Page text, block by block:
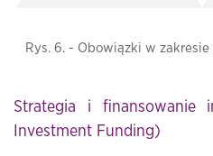
Rys. 6. - Obowiązki w
Strategia i finansowanie
Investment Funding)